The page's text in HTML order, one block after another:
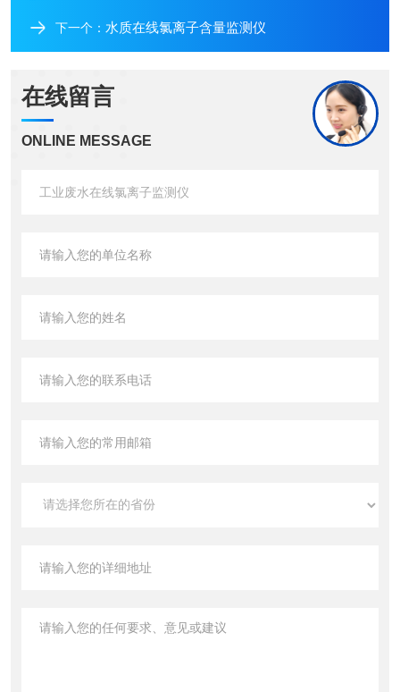
下一个： 水质在线氯离子含量监测仪
在线留言
ONLINE MESSAGE